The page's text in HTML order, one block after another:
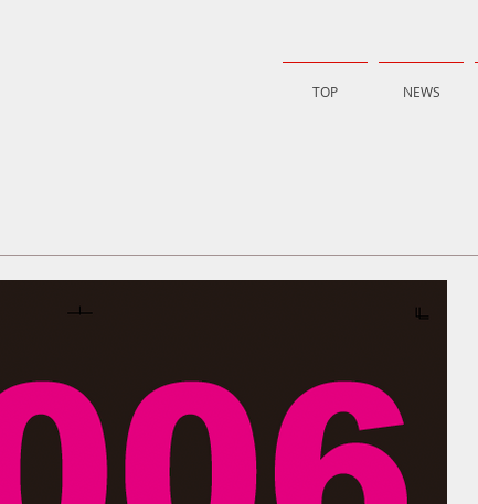
TOP NEWS